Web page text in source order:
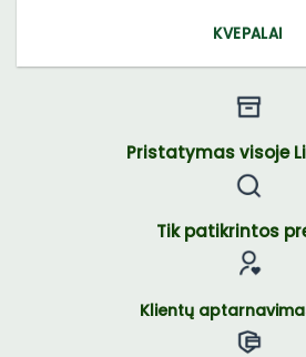
KVEPALAI
Pristatymas visoje
Tik patikrintos
Klientų